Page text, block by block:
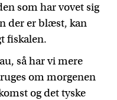
som har vovet sig
der er blæst, kan
fiskalen.
så har vi mere
om morgenen
og det tyske